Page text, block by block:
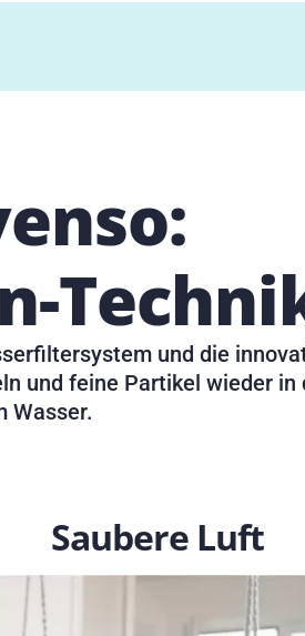
und die
und feine Partikel wieder in
Wasser.
Saubere Luft